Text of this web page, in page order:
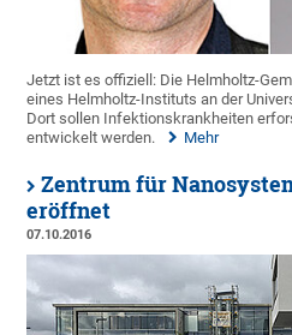
Jetzt ist es offiziell: Die Helmholtz-
eines Helmholtz-Instituts an der
Dort sollen Infektionskrankheiten
entwickelt werden.
Mehr
Zentrum für
eröffnet
07.10.2016